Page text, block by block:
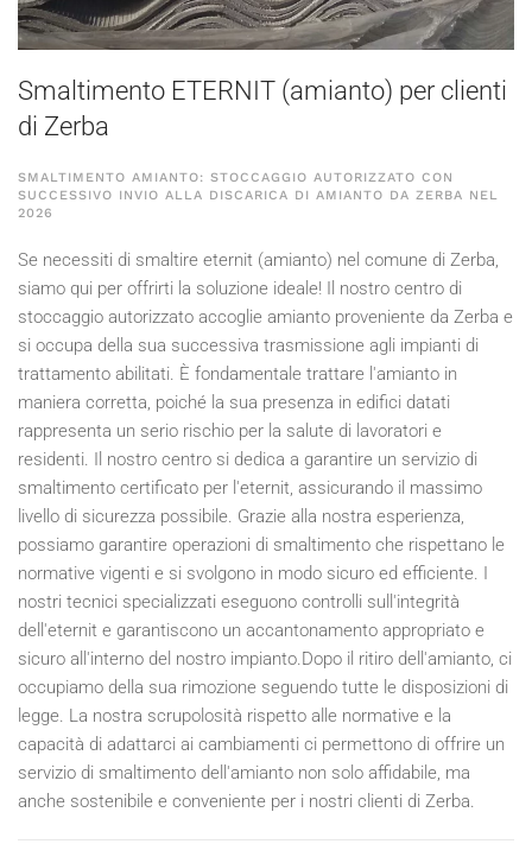
Smaltimento ETERNIT (amianto) per clienti
di Zerba
SMALTIMENTO AMIANTO: STOCCAGGIO AUTORIZZATO CON
SUCCESSIVO INVIO ALLA DISCARICA DI AMIANTO DA ZERBA NEL
2026
Se necessiti di smaltire eternit (amianto) nel comune di Zerba,
siamo qui per offrirti la soluzione ideale! Il nostro centro di
stoccaggio autorizzato accoglie amianto proveniente da Zerba e
si occupa della sua successiva trasmissione agli impianti di
trattamento abilitati. È fondamentale trattare l'amianto in
maniera corretta, poiché la sua presenza in edifici datati
rappresenta un serio rischio per la salute di lavoratori e
residenti. Il nostro centro si dedica a garantire un servizio di
smaltimento certificato per l'eternit, assicurando il massimo
livello di sicurezza possibile. Grazie alla nostra esperienza,
possiamo garantire operazioni di smaltimento che rispettano le
normative vigenti e si svolgono in modo sicuro ed efficiente. I
nostri tecnici specializzati eseguono controlli sull'integrità
dell'eternit e garantiscono un accantonamento appropriato e
sicuro all'interno del nostro impianto.Dopo il ritiro dell'amianto, ci
occupiamo della sua rimozione seguendo tutte le disposizioni di
legge. La nostra scrupolosità rispetto alle normative e la
capacità di adattarci ai cambiamenti ci permettono di offrire un
servizio di smaltimento dell'amianto non solo affidabile, ma
anche sostenibile e conveniente per i nostri clienti di Zerba.